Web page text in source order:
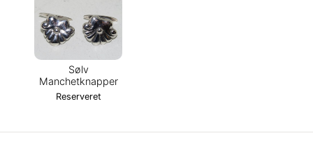
Sølv
Manchetknapper
Reserveret